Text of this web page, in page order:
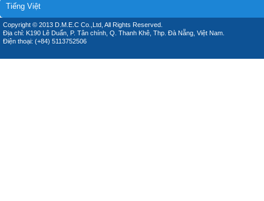
Tiếng Việt
Copyright © 2013 D.M.E.C Co.,Ltd, All Rights Reserved.
Địa chỉ: K190 Lê Duẩn, P. Tân chính, Q. Thanh Khê, Thp. Đà Nẵng, Việt Nam.
Điện thoại: (+84) 5113752506